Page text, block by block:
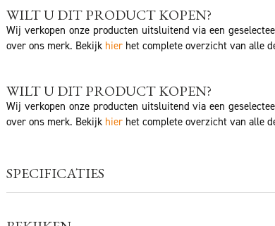
WILT U DIT PRODUCT KOPEN?
Wij verkopen onze producten uitsluitend via een
over ons merk. Bekijk hier het complete overzicht van alle
WILT U DIT PRODUCT KOPEN?
Wij verkopen onze producten uitsluitend via een
over ons merk. Bekijk hier het complete overzicht van alle
SPECIFICATIES